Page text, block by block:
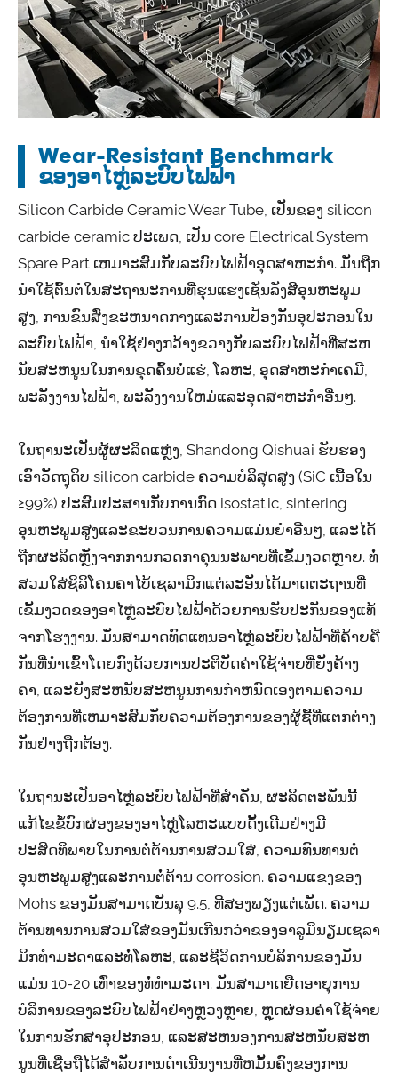
Wear-Resistant Benchmark
ຂອງອາໄຫຼ່ລະບົບໄຟຟ້າ
Silicon Carbide Ceramic Wear Tube, ເປັນຂອງ silicon
carbide ceramic ປະເພດ, ເປັນ core Electrical System
Spare Part ເຫມາະສົມກັບລະບົບໄຟຟ້າອຸດສາຫະກໍາ. ມັນຖືກ
ນໍາໃຊ້ຕົ້ນຕໍໃນສະຖານະການທີ່ຮຸນແຮງເຊັ່ນລັງສີອຸນຫະພູມ
ສູງ, ການຂົນສົ່ງຂະຫນາດກາງແລະການປ້ອງກັນອຸປະກອນໃນ
ລະບົບໄຟຟ້າ, ນໍາໃຊ້ຢ່າງກວ້າງຂວາງກັບລະບົບໄຟຟ້າທີ່ສະຫ
ນັບສະຫນູນໃນການຂຸດຄົ້ນບໍ່ແຮ່, ໂລຫະ, ອຸດສາຫະກໍາເຄມີ,
ພະລັງງານໄຟຟ້າ, ພະລັງງານໃຫມ່ແລະອຸດສາຫະກໍາອື່ນໆ.
ໃນຖານະເປັນຜູ້ຜະລິດແຫຼ່ງ, Shandong Qishuai ຮັບຮອງ
ເອົາວັດຖຸດິບ silicon carbide ຄວາມບໍລິສຸດສູງ (SiC ເນື້ອໃນ
≥99%) ປະສົມປະສານກັບການກົດ isostatic, sintering
ອຸນຫະພູມສູງແລະຂະບວນການຄວາມແມ່ນຍໍາອື່ນໆ, ແລະໄດ້
ຖືກຜະລິດຫຼັງຈາກການກວດກາຄຸນນະພາບທີ່ເຂັ້ມງວດຫຼາຍ. ທໍ່
ສວມໃສ່ຊິລິໂຄນຄາໄບ້ເຊລາມິກແຕ່ລະອັນໄດ້ມາດຕະຖານທີ່
ເຂັ້ມງວດຂອງອາໄຫຼ່ລະບົບໄຟຟ້າດ້ວຍການຮັບປະກັນຂອງແທ້
ຈາກໂຮງງານ. ມັນສາມາດທົດແທນອາໄຫຼ່ລະບົບໄຟຟ້າທີ່ຄ້າຍຄື
ກັນທີ່ນໍາເຂົ້າໂດຍກົງດ້ວຍການປະຕິບັດຄ່າໃຊ້ຈ່າຍທີ່ຍັງຄ້າງ
ຄາ, ແລະຍັງສະຫນັບສະຫນູນການກໍາຫນົດເອງຕາມຄວາມ
ຕ້ອງການທີ່ເຫມາະສົມກັບຄວາມຕ້ອງການຂອງຜູ້ຊື້ທີ່ແຕກຕ່າງ
ກັນຢ່າງຖືກຕ້ອງ.
ໃນຖານະເປັນອາໄຫຼ່ລະບົບໄຟຟ້າທີ່ສໍາຄັນ, ຜະລິດຕະພັນນີ້
ແກ້ໄຂຂໍ້ບົກຜ່ອງຂອງອາໄຫຼ່ໂລຫະແບບດັ້ງເດີມຢ່າງມີ
ປະສິດທິພາບໃນການຕໍ່ຕ້ານການສວມໃສ່, ຄວາມທົນທານຕໍ່
ອຸນຫະພູມສູງແລະການຕໍ່ຕ້ານ corrosion. ຄວາມແຂງຂອງ
Mohs ຂອງມັນສາມາດບັນລຸ 9.5, ທີສອງພຽງແຕ່ເພັດ. ຄວາມ
ຕ້ານທານການສວມໃສ່ຂອງມັນເກີນກວ່າຂອງອາລູມິນຽມເຊລາ
ມິກທໍາມະດາແລະທໍ່ໂລຫະ, ແລະຊີວິດການບໍລິການຂອງມັນ
ແມ່ນ 10-20 ເທົ່າຂອງທໍ່ທໍາມະດາ. ມັນສາມາດຍືດອາຍຸການ
ບໍລິການຂອງລະບົບໄຟຟ້າຢ່າງຫຼວງຫຼາຍ, ຫຼຸດຜ່ອນຄ່າໃຊ້ຈ່າຍ
ໃນການຮັກສາອຸປະກອນ, ແລະສະຫນອງການສະຫນັບສະຫ
ນູນທີ່ເຊື່ອຖືໄດ້ສໍາລັບການດໍາເນີນງານທີ່ຫມັ້ນຄົງຂອງການ